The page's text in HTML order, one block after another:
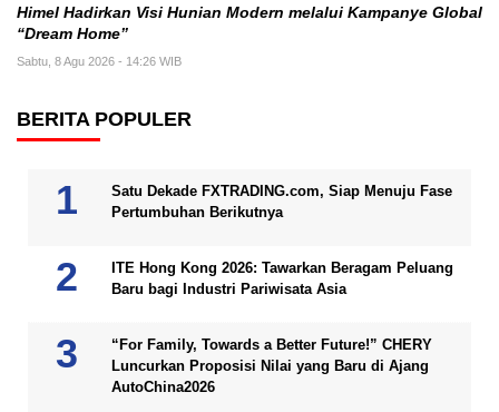
Himel Hadirkan Visi Hunian Modern melalui Kampanye Global
“Dream Home”
Sabtu, 8 Agu 2026 - 14:26 WIB
BERITA POPULER
Satu Dekade FXTRADING.com, Siap Menuju Fase
Pertumbuhan Berikutnya
ITE Hong Kong 2026: Tawarkan Beragam Peluang
Baru bagi Industri Pariwisata Asia
“For Family, Towards a Better Future!” CHERY
Luncurkan Proposisi Nilai yang Baru di Ajang
AutoChina2026